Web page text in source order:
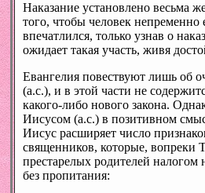
Наказание установлено весьма
того, чтобы человек
впечатлился, только узнав о
ожидает такая участь, живя
Евангелия повествуют лишь об
(а.с.), и в этой части не
какого-либо нового закона.
Иисусом (а.с.) в позитивном
Иисус расширяет число
священников, которые, вопреки
престарелых родителей налогом
без пропитания: